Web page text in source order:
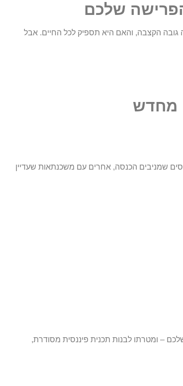
שלכם
גובה הקצבה, והאם היא תספיק לכל החיים. אבל
שמניבים הכנסה, אחרים עם משכנתאות שעדיין
– ומטרתו לבנות תכנית פיננסית מסודרת,